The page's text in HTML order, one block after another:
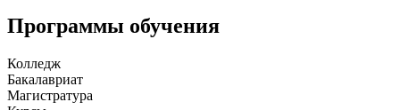
Программы обучения
Колледж
Бакалавриат
Магистратура